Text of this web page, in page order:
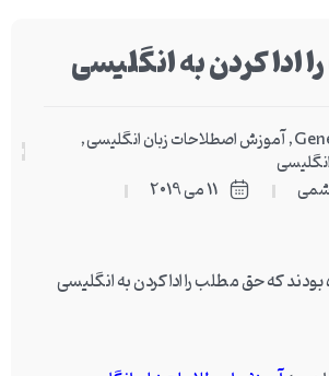
ادا کردن به انگلیسی
,آموزش اصطلاحات زبان انگلیسی,
11 می 2019
کهحق مطلب را ادا کردن به انگلیسی